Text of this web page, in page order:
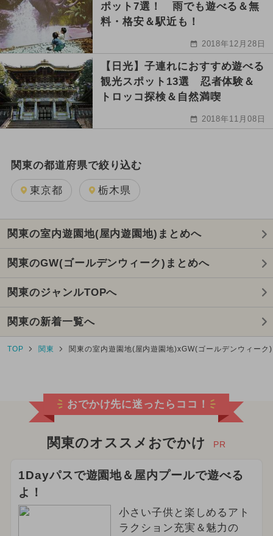
ポット7選！ 雨でも遊べる＆無
料・格安＆駅近も！
2018年12月28日
【日光】子連れにおすすめ遊べる
観光スポット13選 忍者体験＆
トロッコ探検＆自然満喫
2018年11月08日
関東の都道府県で絞り込む
東京都 栃木県
関東の室内遊園地(屋内遊園地)まとめへ
関東のGW(ゴールデンウィーク)まとめへ
関東のジャンルTOPへ
関東の新着一覧へ
TOP 関東 関東の室内遊園地(屋内遊園地)xGW(ゴールデンウィーク
おでかけ先に迷ったらココ！
関東のオススメおでかけ PR
1Dayパスで遊園地＆屋内プールで遊べる
よ！
小さい子供と楽しめるアト
ラクション充実＆魅力の